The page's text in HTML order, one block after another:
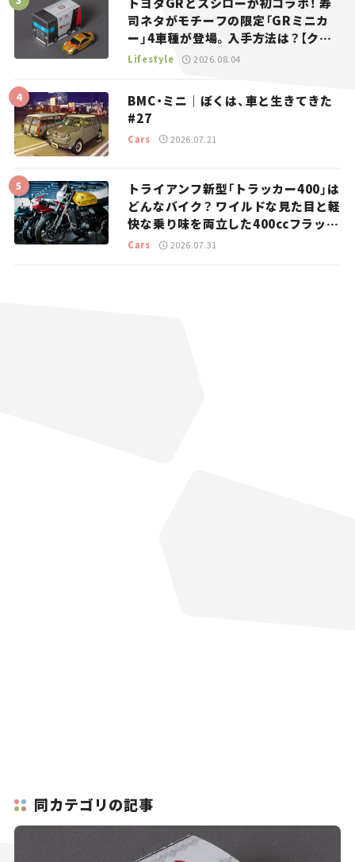
司ネタがモチーフの限定「GRミニカ
ー」4車種が登場。入手方法は？【クル
マとホビー】
Lifestyle 2026.08.04
BMC・ミニ｜ぼくは、車と生きてきた
#27
Cars 2026.07.21
トライアンフ新型「トラッカー400」は
どんなバイク？ ワイルドな見た目と軽
快な乗り味を両立した400ccフラット
トラッカー【試乗レビュー】
Cars 2026.07.31
同カテゴリの記事